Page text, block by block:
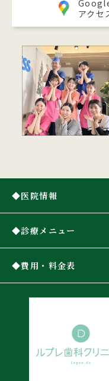
アクセ
医院情報
診療メニュー
費用・料金表